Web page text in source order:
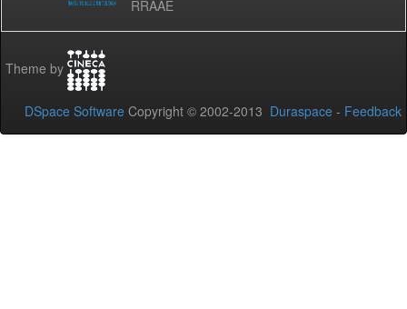
RRAAE
Theme by
DSpace Software Copyright © 2002-2013 Duraspace - Feedback